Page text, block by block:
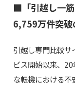
■「引越し一
6,759万件突破
引越し専門比較
ビス開始以来、
な転機における不